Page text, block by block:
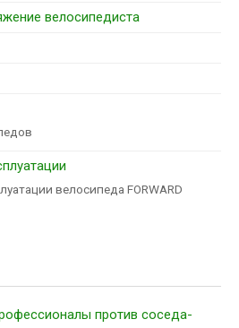
велосипедиста
велосипеда FORWARD
против соседа-